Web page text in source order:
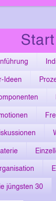
Ideen
jüngsten 30